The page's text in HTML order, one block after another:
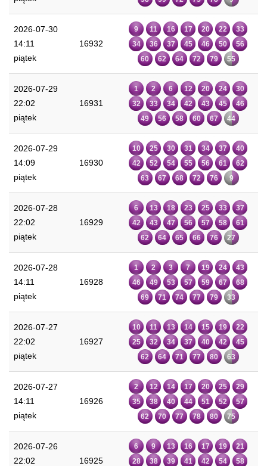
2026-07-30
14:11
piątek
16932
9 11 16 17 20 22
33
34
36 37 45 46 50
56
60
62 64 72 79 55
2026-07-29
22:02
piątek
16931
1 2 6 12 20 24
30
32
33 34 42 43 45
46
49
56 58 60 67 44
2026-07-29
14:09
piątek
16930
10 25 30 31 34 37
40
42
52 54 55 56 61
62
63
67 68 72 76 9
2026-07-28
22:02
piątek
16929
6 13 18 23 25 33
37
42
43 47 56 57 58
61
62
64 65 66 76 27
2026-07-28
14:11
piątek
16928
1 2 3 7 19 24
43
46
49 53 57 59 67
68
69
71 74 77 79 33
2026-07-27
22:02
piątek
16927
10 11 13 14 15 19
22
25
32 34 37 40 42
45
62
64 71 77 80 63
2026-07-27
14:11
piątek
16926
2 12 14 17 20 25
29
35
38 40 44 51 52
57
62
70 77 78 80 75
2026-07-26
22:02
16925
6 9 13 16 17 19
21
28
38 39 41 42 54
58